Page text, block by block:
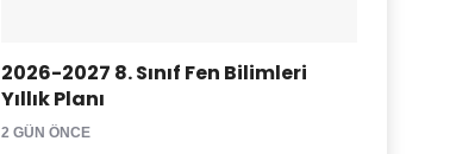
2026-2027 8. Sınıf Fen Bilimleri
Yıllık Planı
2 GÜN ÖNCE